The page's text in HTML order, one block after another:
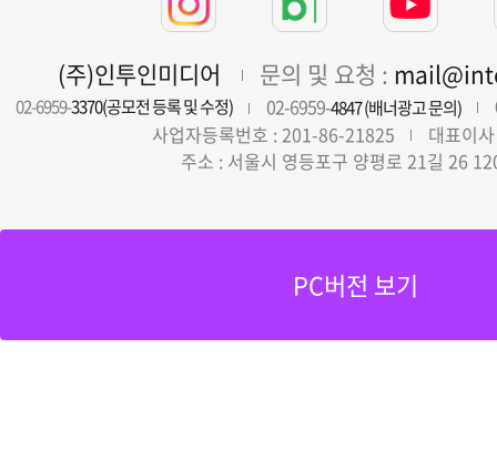
(주)인투인미디어 문의 및 요청 :
02-6959-3370(공모전 등록 및 수정) 02-6959-4847 (배너광고 문의)
사업자등록번호 : 201-86-21825
대표이
주소 : 서울시 영등포구 양평로 21길 26
PC버전 보기